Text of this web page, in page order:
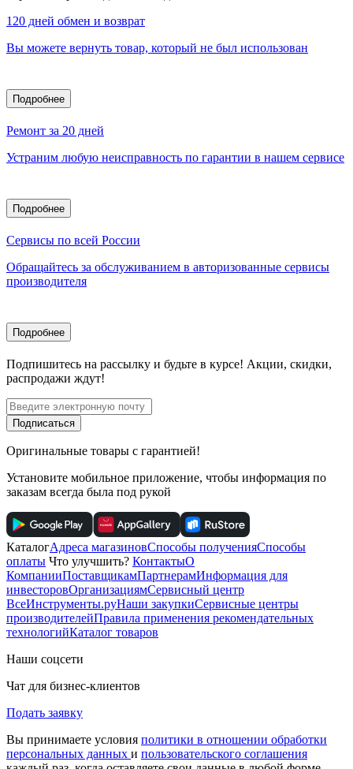
120 дней обмен и возврат
Вы можете вернуть товар, который не был использован
Подробнее
Ремонт за 20 дней
Устраним любую неисправность по гарантии в нашем сервисе
Подробнее
Сервисы по всей России
Обращайтесь за обслуживанием в авторизованные сервисы
производителя
Подробнее
Подпишитесь на рассылку и будьте в курсе! Акции, скидки,
распродажи ждут!
Подписаться
Оригинальные товары с гарантией!
Установите мобильное приложение, чтобы информация по
заказам всегда была под рукой
КаталогАдреса магазиновСпособы полученияСпособы
оплаты Что улучшить? КонтактыО
КомпанииПоставщикамПартнерамИнформация для
инвесторовОрганизациямСервисный центр
ВсеИнструменты.руНаши закупкиСервисные центры
производителейПравила применения рекомендательных
технологийКаталог товаров
Наши соцсети
Чат для бизнес-клиентов
Подать заявку
Вы принимаете условия политики в отношении обработки
персональных данных и пользовательского соглашения